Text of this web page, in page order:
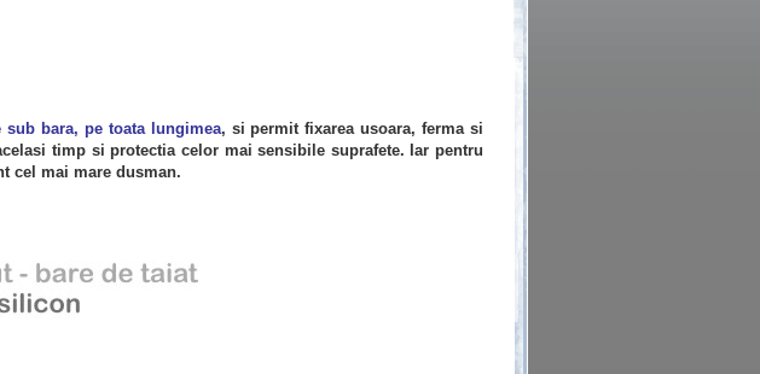
bara, pe toata lungimea, si permit fixarea usoara, ferma si
timp si protectia celor mai sensibile suprafete. Iar pentru
cel mai mare dusman.